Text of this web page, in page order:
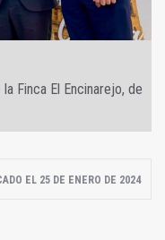
Finca El Encinarejo, de
EL 25 DE ENERO DE 2024